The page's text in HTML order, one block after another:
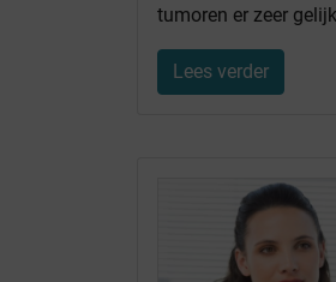
tumoren er zeer
Lees verder